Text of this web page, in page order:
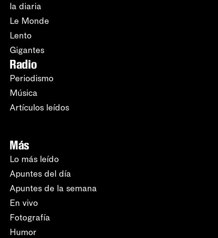
la diaria
Le Monde
Lento
Gigantes
Radio
Periodismo
Música
Artículos leídos
Más
Lo más leído
Apuntes del día
Apuntes de la semana
En vivo
Fotografía
Humor